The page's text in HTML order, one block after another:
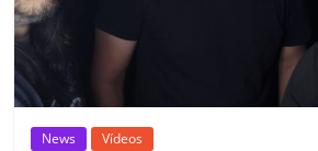
News Vídeos